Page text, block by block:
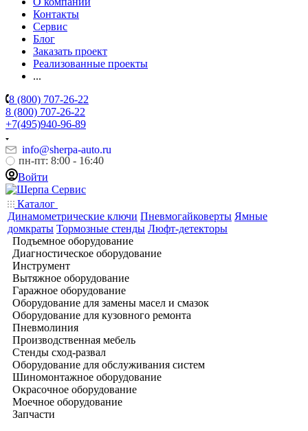
Контакты
Сервис
Блог
Заказать проект
Реализованные проекты
...
8 (800) 707-26-22
8 (800) 707-26-22
+7(495)940-96-89
info@sherpa-auto.ru
пн-пт: 8:00 - 16:40
Войти
Каталог
Динамометрические ключи Пневмогайковерты Ямные
домкраты Тормозные стенды Люфт-детекторы
Подъемное оборудование
Диагностическое оборудование
Инструмент
Вытяжное оборудование
Гаражное оборудование
Оборудование для замены масел и смазок
Оборудование для кузовного ремонта
Пневмолиния
Производственная мебель
Стенды сход-развал
Оборудование для обслуживания систем
Шиномонтажное оборудование
Окрасочное оборудование
Моечное оборудование
Запчасти